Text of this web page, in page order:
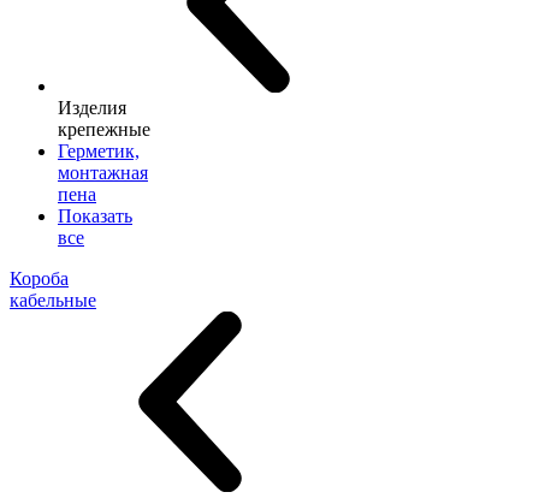
Изделия
крепежные
Герметик,
монтажная
пена
Показать
все
Короба
кабельные